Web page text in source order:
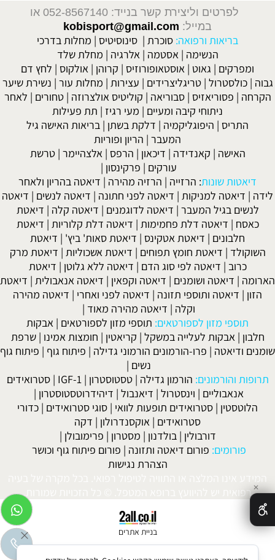
לפרטים וליצירת קשר בנייד: 052-8567140
או
במייל: kobisport@gmail.com
בריאות ורפואה: סוכרת | סינוסיטיס | מחלות בדרכי
הנשימה | אסטמה | אלרגיה | מחלת שלד
ומפרקים | גאוט | אוסטאופורוזיס | קרוהן | אולקוס | לחץ דם
גבוה |כולסטרול |טריגליצרידים | עצירות | מחלות עור | נשירת שיער
הקרחה | פסוריאזיס |סבוריאה | קוליטיס אולצרוזה |טחורים | לאחר
ניתוחי קיבה ומעיים | מעי רגיז | תת פעילות
התריס | היפוגליקמיה | דלקת בשתן | בריאות האישה גיל
המעבר | הריון ופוריות
האישה | קאנדידה | דיכאון | הרפס | אלצהיימר |טרשת
עורקים | פרקינסון |
דיאטות שונות: הרזייה | הרזיה מהירה | דיאטה בהריון ולאחר
לידה | דיאטה למניקות | דיאטה לפני חתונה | דיאטה לנשים | דיאטה
לנשים בגיל המעבר | דיאטה לדוגמנים | דיאטה קלה | דיאטת
כאסח | דיאטה דלת פחמימות | דיאטה דלת קלוריות | דיאטת
חלבונים | דיאטת אטקינס | דיאטת סאות' ביץ' | דיאטת
השוקולד | דיאטת חומץ תפוחים | דיאטת אשכוליות | דיאטת מרק
כרוב | דיאטה לפי סוג הדם | דיאטה ללא גלוטן | דיאטת
הארומה | דיאטה ושומנים | דיאטה וקפאין | דיאטה אנאבולית | דיאטת
הזון | דיאטה ותוספי תזונה | דיאטה לפני ואחרי | דיאטה מהירה
וקלה | דיאטה מהירה מאוד |
תוספי מזון לספורטאים: תוספי מזון לספורטאים | אבקות
חלבון | אבקות לעלייה במשקל | קריאטין | חומצות אמינו |שרפת
שומנים ודיאטה | פרו-הורמונים הורמוני גדילה | פיתוח גוף | פיתוח גוף
נשים |
תרופות והורמונים: הורמון גדילה |טסטוסטרון |
IGF-1
|סטרואידים
אנאבוליים | וינסטרול | דיאנבול | דיהידרוטסטוסטרון |
הלוטסטין | סטרואידים תופעות לוואי | סוגי סטרואידים | כדורי
סטרואידים | אוקסנדרולון | דקה
דורבולין | בולדנון | מסטרון | פרימובולן |
פורומים: פורום דיאטה ותזונה | פורום פיתוח גוף וכושר
הצהרת נגישות
המידע אינו המלצה או התוויה לטיפול רפואי. בכל מקרה של בעיה
רפואית יש להיוועץ ברופא המטפל. © כל הזכויות שמורות.
בניית אתרים
✕